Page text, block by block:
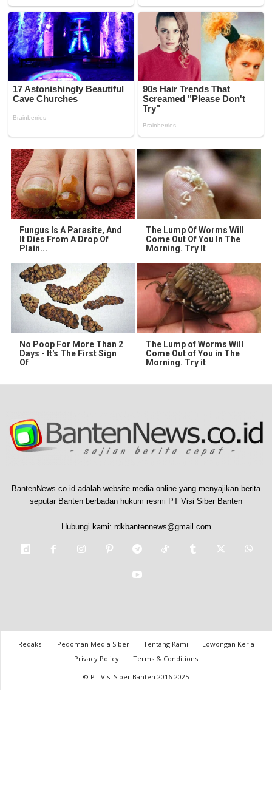
Fungus Is A Parasite, And
It Dies From A Drop Of
Plain...
The Lump Of Worms Will
Come Out Of You In The
Morning. Try It
No Poop For More Than 2
Days - It's The First Sign
Of
The Lump of Worms Will
Come Out of You in The
Morning. Try it
BantenNews.co.id adalah website media online yang menyajikan berita
seputar Banten berbadan hukum resmi PT Visi Siber Banten
Hubungi kami: rdkbantennews@gmail.com
Redaksi Pedoman Media Siber Tentang Kami
Lowongan Kerja
Privacy Policy
Terms & Conditions
© PT Visi Siber Banten 2016-2025